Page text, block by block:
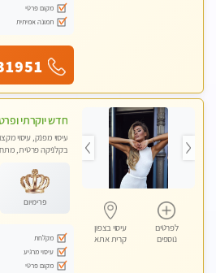
מקום פרטי
תמונה אמיתית
לפרטים
נוספים
עיסוי בצפון
קרית אתא
עיסוי מפנק, עיסוי
בקלניקה פרטית,
פרימיום
מקלחת
עיסוי מרגיע
מקום פרטי